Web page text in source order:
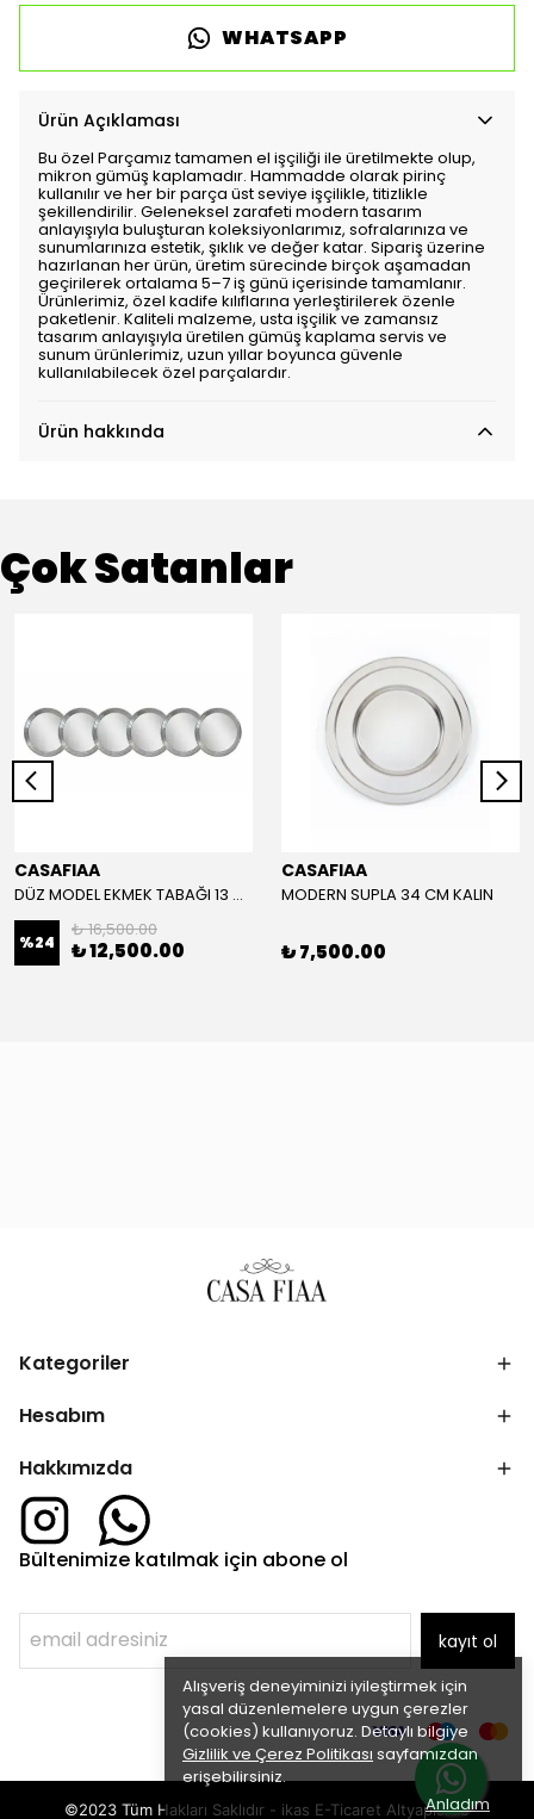
Alışveriş deneyiminizi iyileştirmek için
yasal düzenlemelere uygun çerezler
(cookies) kullanıyoruz. Detaylı bilgiye
Gizlilik ve Çerez Politikası sayfamızdan
erişebilirsiniz.
Anladım
WHATSAPP
Ürün Açıklaması
Bu özel Parçamız tamamen el işçiliği ile üretilmekte olup,
mikron gümüş kaplamadır. Hammadde olarak pirinç
kullanılır ve her bir parça üst seviye işçilikle, titizlikle
şekillendirilir. Geleneksel zarafeti modern tasarım
anlayışıyla buluşturan koleksiyonlarımız, sofralarınıza ve
sunumlarınıza estetik, şıklık ve değer katar. Sipariş üzerine
hazırlanan her ürün, üretim sürecinde birçok aşamadan
geçirilerek ortalama 5–7 iş günü içerisinde tamamlanır.
Ürünlerimiz, özel kadife kılıflarına yerleştirilerek özenle
paketlenir. Kaliteli malzeme, usta işçilik ve zamansız
tasarım anlayışıyla üretilen gümüş kaplama servis ve
sunum ürünlerimiz, uzun yıllar boyunca güvenle
kullanılabilecek özel parçalardır.
Ürün hakkında
Çok Satanlar
CASAFIAA
DÜZ MODEL EKMEK TABAĞI 13 CM
%24
₺ 16,500.00
₺ 12,500.00
CASAFIAA
MODERN SUPLA 34 CM KALIN
₺ 7,500.00
Kategoriler
Hesabım
Hakkımızda
Bültenimize katılmak için abone ol
kayıt ol
©2023 Tüm Hakları Saklıdır - ikas E-Ticaret Altyapısı ile